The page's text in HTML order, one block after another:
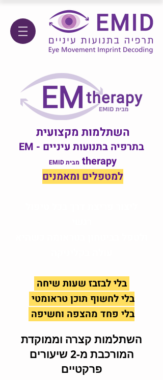
השתלמות מקצועית
בתרפיה בתנועות עיניים - EM
therapy מבית EMID
למטפלים ומאמנים
בלי לבזבז שעות שיחה
בלי לחשוף תוכן טראומטי
בלי פחד מהצפה וחשיפה
השתלמות קצרה וממוקדת
המורכבת מ-2 שיעורים
פרקטיים